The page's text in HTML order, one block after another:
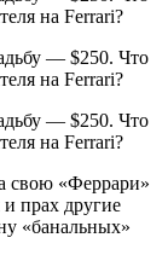
свою «Феррари»
прах другие
«банальных»